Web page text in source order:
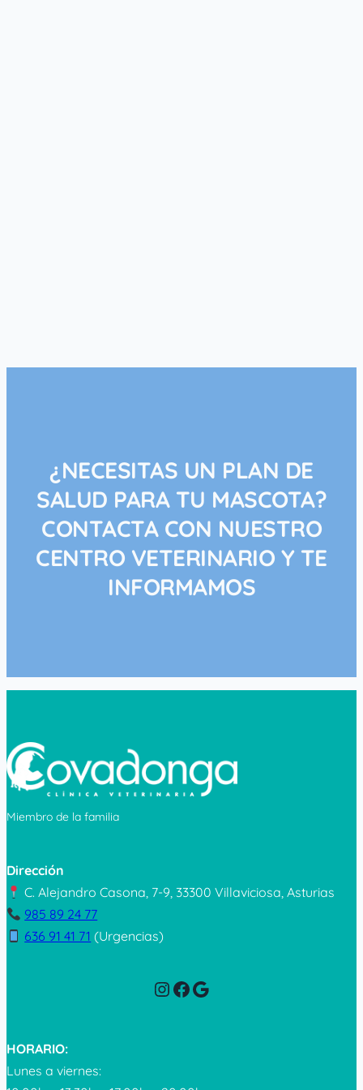
¿NECESITAS UN PLAN DE
SALUD PARA TU MASCOTA?
CONTACTA CON NUESTRO
CENTRO VETERINARIO Y TE
INFORMAMOS
Miembro de la familia
Dirección
C. Alejandro Casona, 7-9, 33300 Villaviciosa, Asturias
985 89 24 77
636 91 41 71 (Urgencias)
InstagramFacebook Google
HORARIO:
Lunes a viernes: